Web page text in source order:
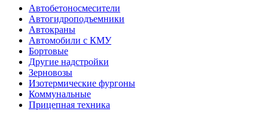
Автобетоносмесители
Автогидроподъемники
Автокраны
Автомобили с КМУ
Бортовые
Другие надстройки
Зерновозы
Изотермические фургоны
Коммунальные
Прицепная техника